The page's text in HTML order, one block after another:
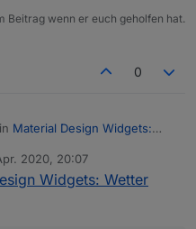
Beitrag wenn er euch geholfen hat.
0
Material Design Widgets:
das Beispielprojekt in VIS
2020, 20:07
Widgets: Wetter